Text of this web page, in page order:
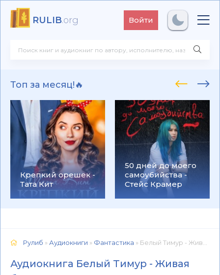
RULIB.org Войти
Топ за месяц!🔥
Крепкий орешек -
Тата Кит
50 дней до моего
самоубийства -
Стейс Крамер
Рулиб »Аудиокниги » Фантастика » Белый Тимур - Живая броня 📕 - Книга онлайн бесплатно
Аудиокнига Белый Тимур - Живая